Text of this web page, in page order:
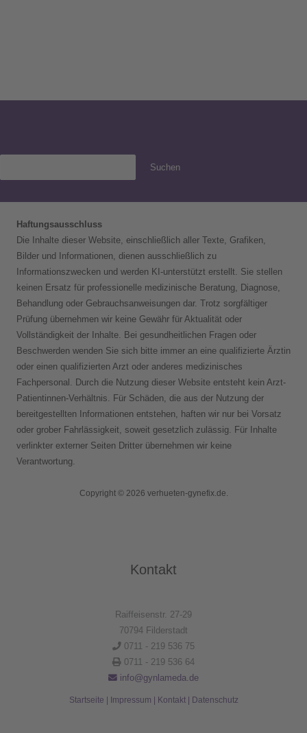
Suchen
Haftungsausschluss
Die Inhalte dieser Website, einschließlich aller Texte, Grafiken,
Bilder und Informationen, dienen ausschließlich zu
Informationszwecken und werden KI-unterstützt erstellt. Sie stellen
keinen Ersatz für professionelle medizinische Beratung, Diagnose,
Behandlung oder Gebrauchsanweisungen dar. Trotz sorgfältiger
Prüfung übernehmen wir keine Gewähr für Aktualität oder
Vollständigkeit der Inhalte. Bei gesundheitlichen Fragen oder
Beschwerden wenden Sie sich bitte immer an eine qualifizierte Ärztin
oder einen qualifizierten Arzt oder anderes medizinisches
Fachpersonal. Durch die Nutzung dieser Website entsteht kein Arzt-
Patientinnen-Verhältnis. Für Schäden, die aus der Nutzung der
bereitgestellten Informationen entstehen, haften wir nur bei Vorsatz
oder grober Fahrlässigkeit, soweit gesetzlich zulässig. Für Inhalte
verlinkter externer Seiten Dritter übernehmen wir keine
Verantwortung.
Copyright © 2026 verhueten-gynefix.de.
Kontakt
Raiffeisenstr. 27-29
70794 Filderstadt
0711 - 219 536 75
0711 - 219 536 64
info@gynlameda.de
Startseite Impressum Kontakt| Datenschutz